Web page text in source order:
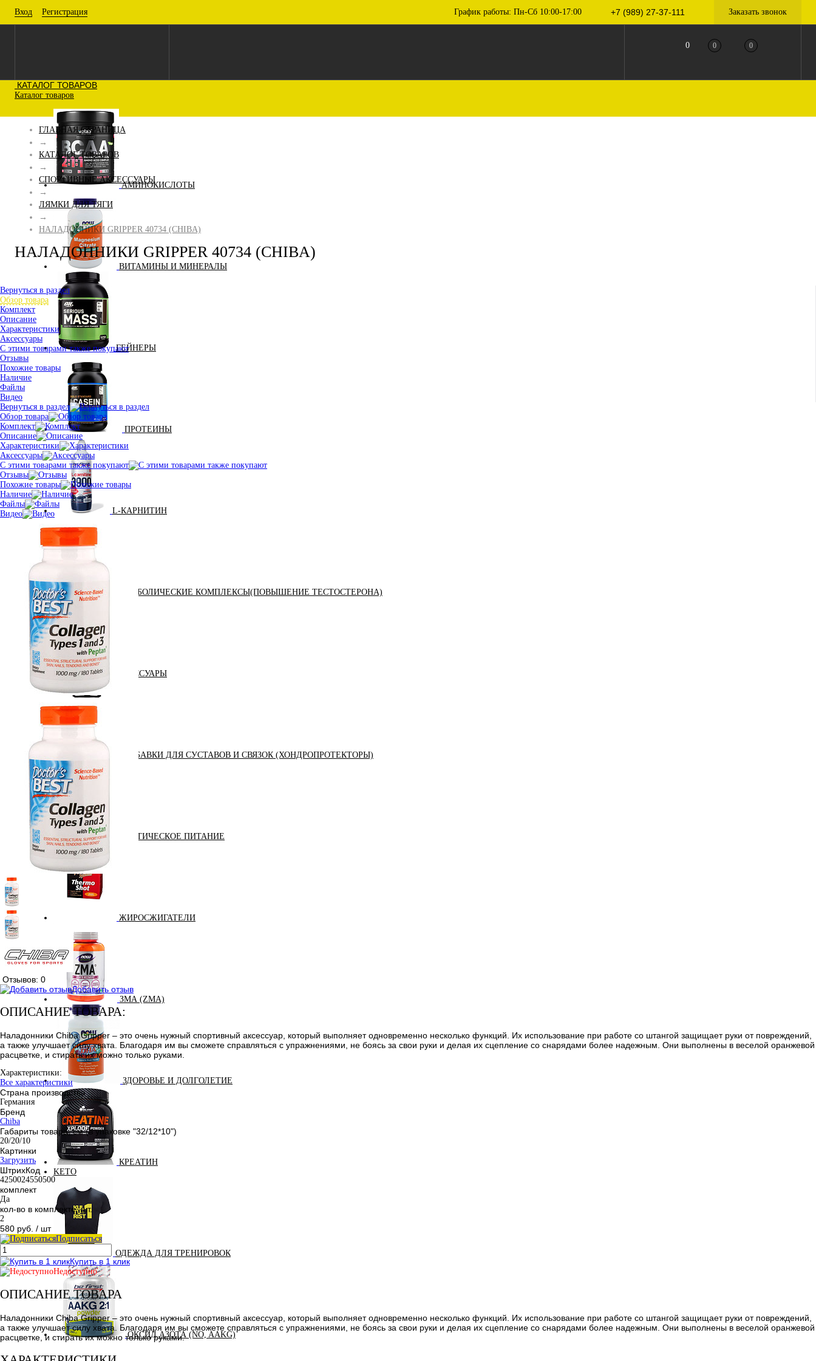
Вход Регистрация График работы: Пн-Сб 10:00-17:00 +7 (989) 27-37-111 Заказать звонок
0 0 0
КАТАЛОГ ТОВАРОВ
Каталог товаров
АМИНОКИСЛОТЫ
ВИТАМИНЫ И МИНЕРАЛЫ
ГЕЙНЕРЫ
ПРОТЕИНЫ
L-КАРНИТИН
АНАБОЛИЧЕСКИЕ КОМПЛЕКСЫ(ПОВЫШЕНИЕ ТЕСТОСТЕРОНА)
АКСЕССУАРЫ
ДОБАВКИ ДЛЯ СУСТАВОВ И СВЯЗОК (ХОНДРОПРОТЕКТОРЫ)
ДИЕТИЧЕСКОЕ ПИТАНИЕ
ЖИРОСЖИГАТЕЛИ
ЗМА (ZMA)
ЗДОРОВЬЕ И ДОЛГОЛЕТИЕ
КРЕАТИН
KETO
ОДЕЖДА ДЛЯ ТРЕНИРОВОК
ОКСИД АЗОТА (NO, AAKG)
ГЛАВНАЯ СТРАНИЦА
→
КАТАЛОГ ТОВАРОВ
→
СПОРТИВНЫЕ АКСЕССУАРЫ
→
ЛЯМКИ ДЛЯ ТЯГИ
→
НАЛАДОННИКИ GRIPPER 40734 (CHIBA)
НАЛАДОННИКИ GRIPPER 40734 (CHIBA)
Вернуться в раздел
Обзор товара
Комплект
Описание
Характеристики
Аксессуары
С этими товарами также покупают
Отзывы
Похожие товары
Наличие
Файлы
Видео
Вернуться в раздел
Обзор товара
Комплект
Описание
Характеристики
Аксессуары
С этими товарами также покупают
Отзывы
Похожие товары
Наличие
Файлы
Видео
Отзывов: 0
Добавить отзыв
ОПИСАНИЕ ТОВАРА:
Наладонники Chiba Gripper – это очень нужный спортивный аксессуар, который выполняет одновременно несколько функций. Их использование при работе со штангой защищает руки от повреждений,
а также улучшает силу хвата. Благодаря им вы сможете справляться с упражнениями, не боясь за свои руки и делая их сцепление со снарядами более надежным. Они выполнены в веселой оранжевой
расцветке, и стирать их можно только руками.
Характеристики:
Все характеристики
Страна производства
Германия
Бренд
Chiba
Габариты товара, см (в упаковке "32/12*10")
20/20/10
Картинки
Загрузить
ШтрихКод
4250024550500
комплект
Да
кол-во в комплекте, шт.
2
580 руб. / шт
Подписаться
Купить в 1 клик
Недоступно
ОПИСАНИЕ ТОВАРА
Наладонники Chiba Gripper – это очень нужный спортивный аксессуар, который выполняет одновременно несколько функций. Их использование при работе со штангой защищает руки от повреждений,
а также улучшает силу хвата. Благодаря им вы сможете справляться с упражнениями, не боясь за свои руки и делая их сцепление со снарядами более надежным. Они выполнены в веселой оранжевой
расцветке, и стирать их можно только руками.